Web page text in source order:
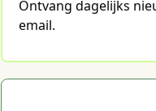
Ontvang dagelijks
email.